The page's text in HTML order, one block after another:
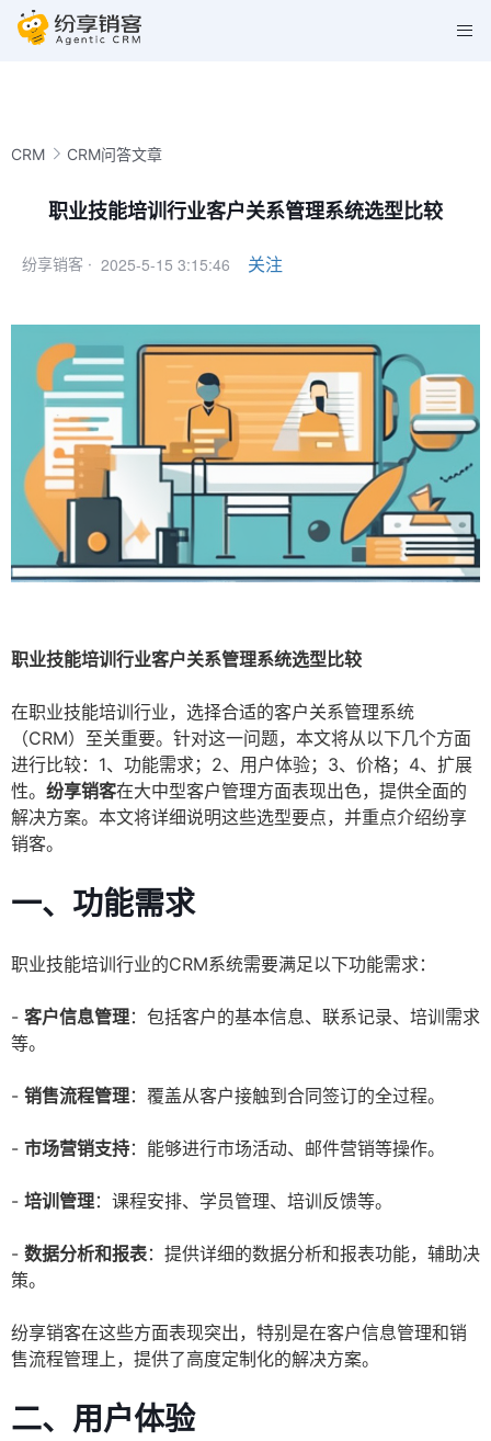
CRM CRM问答文章
职业技能培训行业客户关系管理系统选型比较
纷享销客 · 2025-5-15 3:15:46 关注
职业技能培训行业客户关系管理系统选型比较
在职业技能培训行业，选择合适的客户关系管理系统
（CRM）至关重要。针对这一问题，本文将从以下几个方面
进行比较：1、功能需求；2、用户体验；3、价格；4、扩展
性。 纷享销客在大中型客户管理方面表现出色，提供全面的
解决方案。本文将详细说明这些选型要点，并重点介绍纷享
销客。
一、功能需求
职业技能培训行业的CRM系统需要满足以下功能需求：
- 客户信息管理：包括客户的基本信息、联系记录、培训需求
等。
- 销售流程管理：覆盖从客户接触到合同签订的全过程。
- 市场营销支持：能够进行市场活动、邮件营销等操作。
- 培训管理：课程安排、学员管理、培训反馈等。
- 数据分析和报表：提供详细的数据分析和报表功能，辅助决
策。
纷享销客在这些方面表现突出，特别是在客户信息管理和销
售流程管理上，提供了高度定制化的解决方案。
二、用户体验